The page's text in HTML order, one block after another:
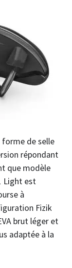
de selle
répondant
que modèle
Light est
à
Fizik
brut léger et
adaptée à la